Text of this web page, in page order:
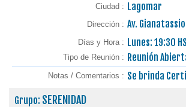
Ciudad : Lagomar
Dirección : Av.
Días y Hora : Lunes: 19:30 HS
Tipo de Reunión : Reunión
Notas / Comentarios : Se brinda
Grupo: SERENIDAD